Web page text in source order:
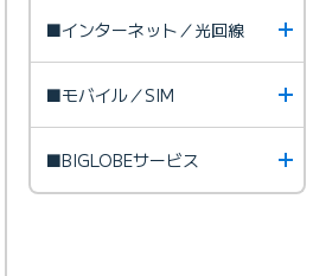
■インターネット／光回線
■モバイル／SIM
■BIGLOBEサービス